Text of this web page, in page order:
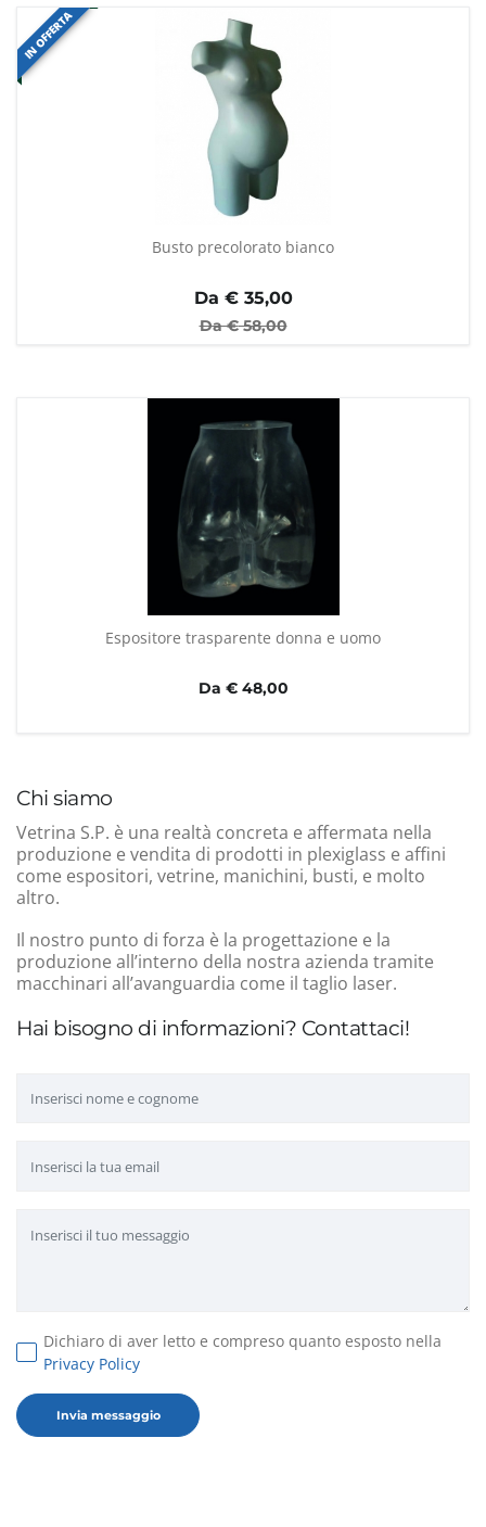
Hai bisogno di informazioni? Contattaci!
Dichiaro di aver letto e compreso quanto esposto nella
Privacy Policy
Chi siamo
Vetrina S.P. è una realtà concreta e affermata nella
produzione e vendita di prodotti in plexiglass e affini
come espositori, vetrine, manichini, busti, e molto
altro.
Il nostro punto di forza è la progettazione e la
produzione all’interno della nostra azienda tramite
macchinari all’avanguardia come il taglio laser.
IN OFFERTA
Busto precolorato bianco
Da €35,00
Da €58,00
Espositore trasparente donna e uomo
Da € 48,00